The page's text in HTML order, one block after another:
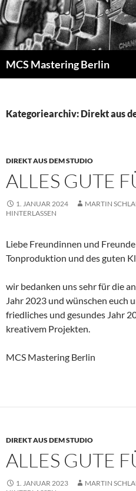
Zum
Inhalt
springen
MCS Mastering Berlin
Kategoriearchiv: Direkt aus
DIREKT AUS DEM STUDIO
ALLES GUTE
1. JANUAR 2024 MARTIN
HINTERLASSEN
Liebe Freundinnen und
Tonproduktion und des guten
wir bedanken uns sehr für die
Jahr 2023 und wünschen euch
friedliches und gesundes Jahr
kreativem Projekten.
MCS Mastering Berlin
DIREKT AUS DEM STUDIO
ALLES GUTE
1. JANUAR 2023 MARTIN